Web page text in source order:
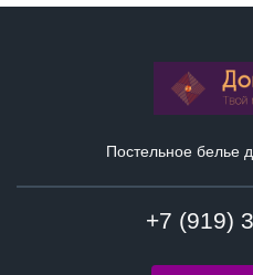
Постельное белье
+7 (919)